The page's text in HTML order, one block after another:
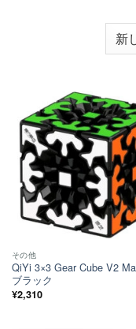
その他
QiYi 3×3 Gear Cube V2
ブラック
¥2,310